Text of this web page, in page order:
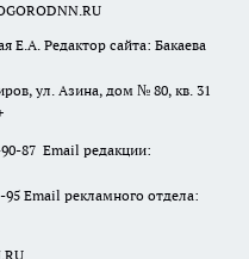
Е.А. Редактор сайта: Бакаева
ул. Азина, дом № 80, кв. 31
87 Email редакции:
Email рекламного отдела: